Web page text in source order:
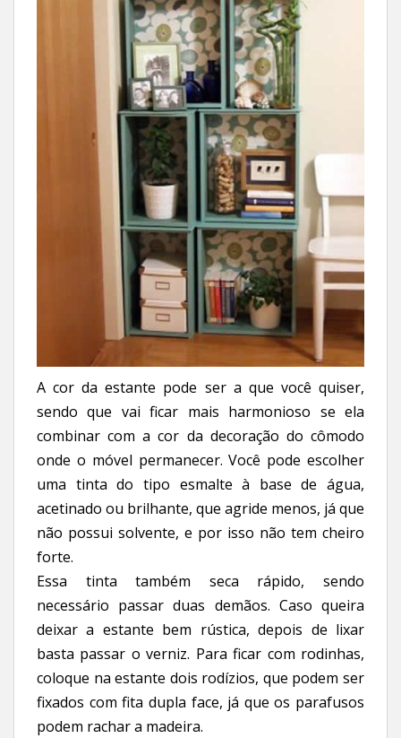
A cor da estante pode ser a que você quiser,
sendo que vai ficar mais harmonioso se ela
combinar com a cor da decoração do cômodo
onde o móvel permanecer. Você pode escolher
uma tinta do tipo esmalte à base de água,
acetinado ou brilhante, que agride menos, já que
não possui solvente, e por isso não tem cheiro
forte.
Essa tinta também seca rápido, sendo
necessário passar duas demãos. Caso queira
deixar a estante bem rústica, depois de lixar
basta passar o verniz. Para ficar com rodinhas,
coloque na estante dois rodízios, que podem ser
fixados com fita dupla face, já que os parafusos
podem rachar a madeira.